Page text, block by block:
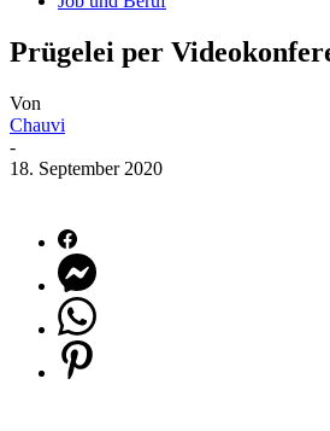
Prügelei per
Von
Chauvi
-
18. September 2020